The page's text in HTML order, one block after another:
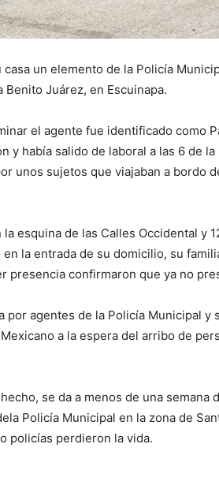
casa un elemento de la Policía
Juárez, en Escuinapa.
el agente fue identificado como
y había salido de laboral a las 6 de la
unos sujetos que viajaban a bordo
esquina de las Calles Occidental y
la entrada de su domicilio, su
presencia confirmaron que ya no
por agentes de la Policía Municipal
a la espera del arribo de
se da a menos de una
Policía Municipal en la zona de
policías perdieron la vida.